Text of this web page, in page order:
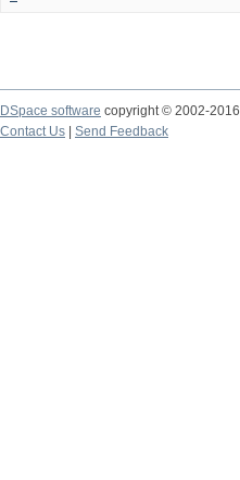
DSpace software copyright © 2002-2016
Contact Us
Send Feedback